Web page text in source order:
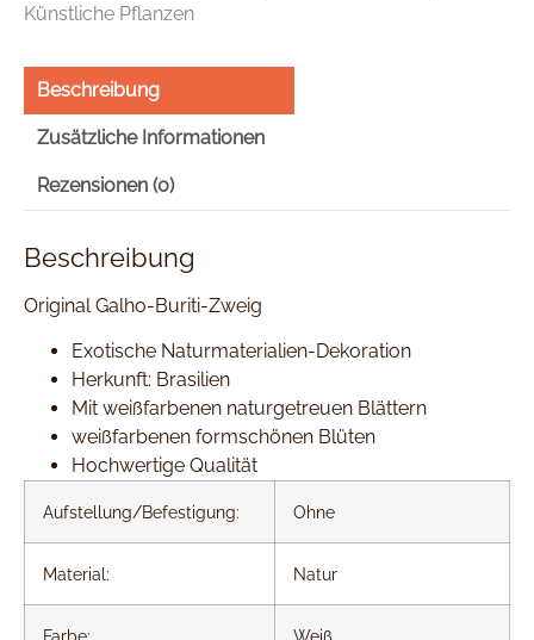
Künstliche Pflanzen
Beschreibung
Zusätzliche Informationen
Rezensionen (0)
Beschreibung
Original Galho-Buriti-Zweig
Exotische Naturmaterialien-Dekoration
Herkunft: Brasilien
Mit weißfarbenen naturgetreuen Blättern
weißfarbenen formschönen Blüten
Hochwertige Qualität
Aufstellung/Befestigung: Ohne
Material: Natur